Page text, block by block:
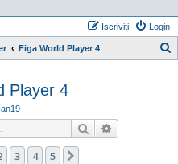
Login
Iscriviti
Figa World Player 4
Player 4
Cerca
3 4 5